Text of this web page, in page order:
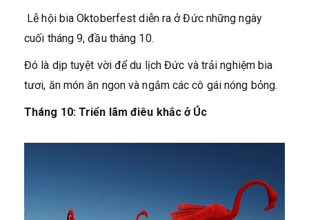
Lễ hội bia Oktoberfest diễn ra ở Đức những ngày
cuối tháng 9, đầu tháng 10.
Đó là dịp tuyệt vời để du lịch Đức và trải nghiệm bia
tươi, ăn món ăn ngon và ngắm các cô gái nóng bỏng.
Tháng 10: Triển lãm điêu khắc ở Úc